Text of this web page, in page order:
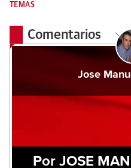
TEMAS
Comentarios
Jose
Por JOSE